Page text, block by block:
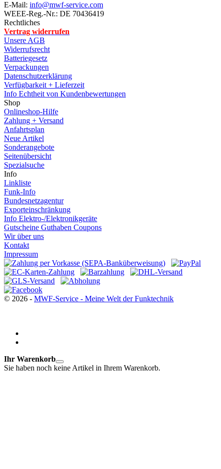
E-Mail: info@mwf-service.com
WEEE-Reg.-Nr.: DE 70436419
Rechtliches
Vertrag widerrufen
Unsere AGB
Widerrufsrecht
Batteriegesetz
Verpackungen
Datenschutzerklärung
Verfügbarkeit + Lieferzeit
Info Echtheit von Kundenbewertungen
Shop
Onlineshop-Hilfe
Zahlung + Versand
Anfahrtsplan
Neue Artikel
Sonderangebote
Seitenübersicht
Spezialsuche
Info
Linkliste
Funk-Info
Bundesnetzagentur
Exporteinschränkung
Info Elektro-/Elektronikgeräte
Gutscheine Guthaben Coupons
Wir über uns
Kontakt
Impressum
© 2026 - MWF-Service - Meine Welt der Funktechnik
Ihr Warenkorb
Sie haben noch keine Artikel in Ihrem Warenkorb.